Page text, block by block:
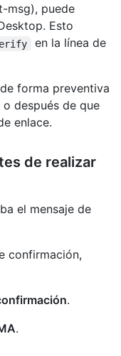
msg), puede
Esto
en la línea de
forma preventiva
después de que
enlace.
de realizar
el mensaje de
confirmación,
.
.